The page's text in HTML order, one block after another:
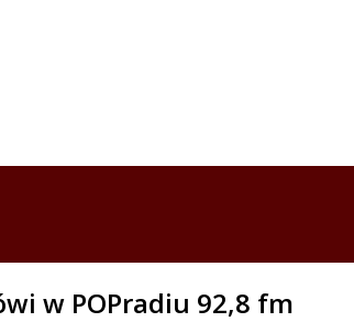
w POPradiu 92,8 fm